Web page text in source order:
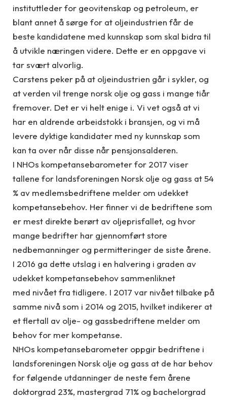
instituttleder for geovitenskap og petroleum, er
blant annet å sørge for at oljeindustrien får de
beste kandidatene med kunnskap som skal bidra til
å utvikle næringen videre. Dette er en oppgave vi
tar svært alvorlig.
Carstens peker på at oljeindustrien går i sykler, og
at verden vil trenge norsk olje og gass i mange tiår
fremover. Det er vi helt enige i. Vi vet også at vi
har en aldrende arbeidstokk i bransjen, og vi må
levere dyktige kandidater med ny kunnskap som
kan ta over når disse når pensjonsalderen.
I NHOs kompetansebarometer for 2017 viser
tallene for landsforeningen Norsk olje og gass at 54
% av medlemsbedriftene melder om udekket
kompetansebehov. Her finner vi de bedriftene som
er mest direkte berørt av oljeprisfallet, og hvor
mange bedrifter har gjennomført store
nedbemanninger og permitteringer de siste årene.
I 2016 ga dette utslag i en halvering i graden av
udekket kompetansebehov sammenliknet
med nivået fra tidligere. I 2017 var nivået tilbake på
samme nivå som i 2014 og 2015, hvilket indikerer at
et flertall av olje- og gassbedriftene melder om
behov for mer kompetanse.
NHOs kompetansebarometer oppgir bedriftene i
landsforeningen Norsk olje og gass at de har behov
for følgende utdanninger de neste fem årene
doktorgrad 23%, mastergrad 71% og bachelorgrad